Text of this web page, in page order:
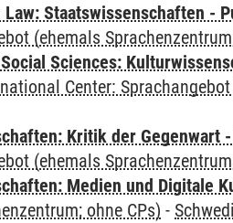
Staatswissenschaften -
(ehemals
Sciences:
Center:
Kritik der Gegenwart
(ehemals
Medien und Digitale
ohne CPs) -